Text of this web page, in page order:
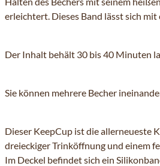
erleichtert. Dieses Band lässt sich
Der Inhalt behält 30 bis 40 Minuten
Sie können mehrere Becher
Dieser KeepCup ist die allerneueste
dreieckiger Trinköffnung und einem
Im Deckel befindet sich ein